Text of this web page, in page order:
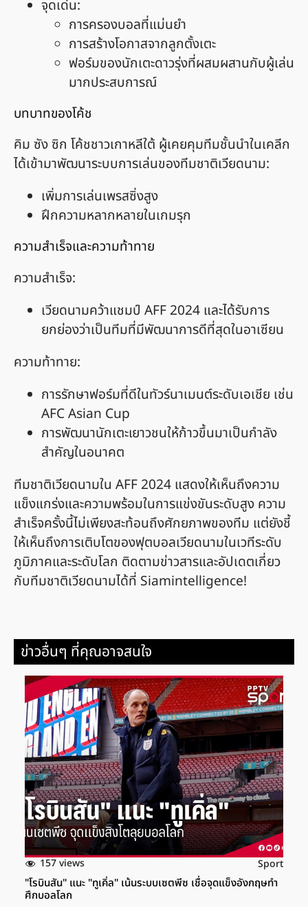
จุดเด่น:
การครองบอลที่แม่นยำ
การสร้างโอกาสจากลูกตั้งเตะ
ฟอร์มของนักเตะดาวรุ่งที่ผสมผสานกับผู้เล่น
มากประสบการณ์
บทบาทของโค้ช
คิม ซัง ซิก โค้ชชาวเกาหลีใต้ ผู้เคยคุมทีมชั้นนำในเคลีก
ได้เข้ามาพัฒนาระบบการเล่นของทีมชาติเวียดนาม:
เพิ่มการเล่นเพรสซิ่งสูง
ฝึกความหลากหลายในเกมรุก
ความสำเร็จและความท้าทาย
ความสำเร็จ:
เวียดนามคว้าแชมป์ AFF 2024 และได้รับการ
ยกย่องว่าเป็นทีมที่มีพัฒนาการดีที่สุดในอาเซียน
ความท้าทาย:
การรักษาฟอร์มที่ดีในทัวร์นาเมนต์ระดับเอเชีย เช่น
AFC Asian Cup
การพัฒนานักเตะเยาวชนให้ก้าวขึ้นมาเป็นกำลัง
สำคัญในอนาคต
ทีมชาติเวียดนามใน AFF 2024 แสดงให้เห็นถึงความ
แข็งแกร่งและความพร้อมในการแข่งขันระดับสูง ความ
สำเร็จครั้งนี้ไม่เพียงสะท้อนถึงศักยภาพของทีม แต่ยังชี้
ให้เห็นถึงการเติบโตของฟุตบอลเวียดนามในเวทีระดับ
ภูมิภาคและระดับโลก ติดตามข่าวสารและอัปเดตเกี่ยว
กับทีมชาติเวียดนามได้ที่ Siamintelligence!
ข่าวอื่นๆ ที่คุณอาจสนใจ
157 views Sport
"โรบินสัน" แนะ "ทูเคิ่ล" เน้นระบบเซตพีซ เชื่อจุดแข็งอังกฤษทำ
ศึกบอลโลก